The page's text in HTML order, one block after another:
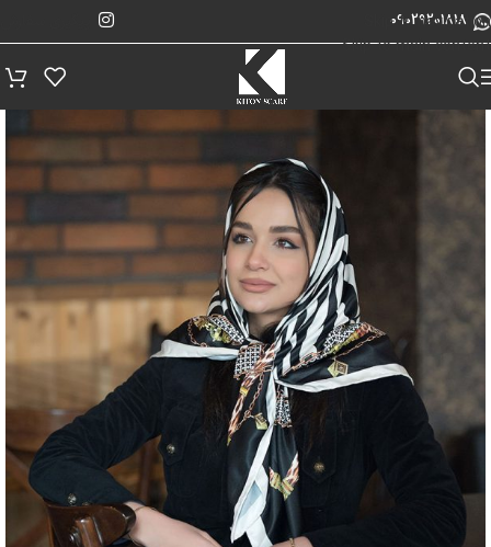
Skip to navigation
Skip to main content
09029201818